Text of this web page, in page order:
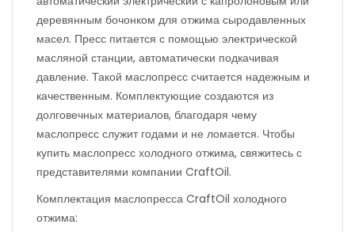
деревянным бочонком для отжима сыродавленных
масел. Пресс питается с помощью электрической
масляной станции, автоматически подкачивая
давление. Такой маслопресс считается надежным и
качественным. Комплектующие создаются из
долговечных материалов, благодаря чему
маслопресс служит годами и не ломается. Чтобы
купить маслопресс холодного отжима, свяжитесь с
представителями компании CraftOil.
Комплектация маслопресса CraftOil холодного
отжима: